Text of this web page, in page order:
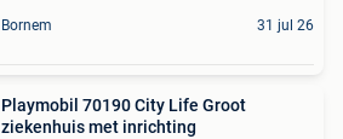
Bornem 31 jul 26
Playmobil 70190 City Life Groot
ziekenhuis met inrichting